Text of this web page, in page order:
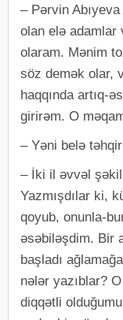
– Pərvin
olan elə adamlar
olaram. Mənim
söz demək olar,
haqqında artıq-
girirəm. O
– Yəni belə
– İki il əvvəl
Yazmışdılar ki,
qoyub, onunla-
əsəbiləşdim. Bir
başladı
nələr yazıblar?
diqqətli